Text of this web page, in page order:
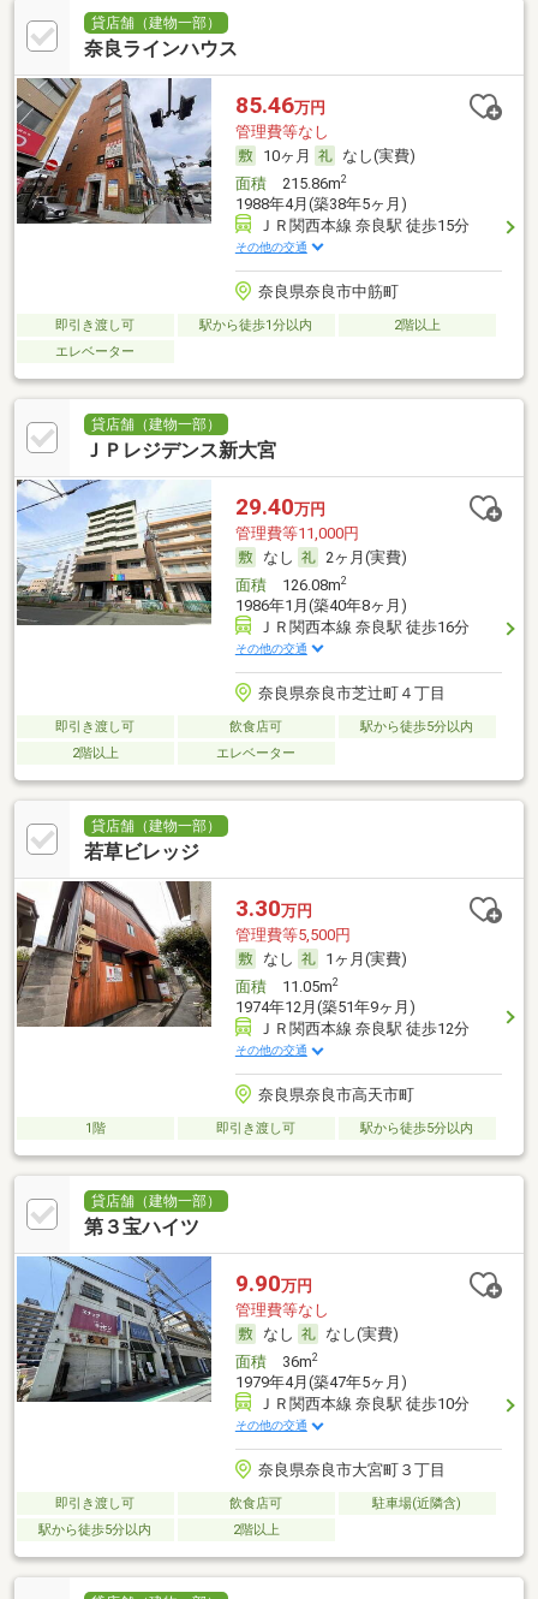
貸店舗（建物一部）
奈良ラインハウス
85.46万円
管理費等なし
10ヶ月
なし(実費)
面積215.86m2
1988年4月(築38年5ヶ月)
ＪＲ関西本線 奈良駅 徒歩15分
その他の交通
奈良県奈良市中筋町
即引き渡し可 駅から徒歩1分以内
2階以上
エレベーター
貸店舗（建物一部）
ＪＰレジデンス新大宮
29.40万円
管理費等11,000円
なし
2ヶ月(実費)
面積126.08m2
1986年1月(築40年8ヶ月)
ＪＲ関西本線 奈良駅 徒歩16分
その他の交通
奈良県奈良市芝辻町４丁目
即引き渡し可 飲食店可
駅から徒歩5分以内
2階以上
エレベーター
貸店舗（建物一部）
若草ビレッジ
3.30万円
管理費等5,500円
なし
1ヶ月(実費)
面積11.05m2
1974年12月(築51年9ヶ月)
ＪＲ関西本線 奈良駅 徒歩12分
その他の交通
奈良県奈良市高天市町
1階 即引き渡し可 駅から徒歩5分以内
貸店舗（建物一部）
第３宝ハイツ
9.90万円
管理費等なし
なし
なし(実費)
面積36m2
1979年4月(築47年5ヶ月)
ＪＲ関西本線 奈良駅 徒歩10分
その他の交通
奈良県奈良市大宮町３丁目
即引き渡し可 飲食店可
駐車場(近隣含)
駅から徒歩5分以内
2階以上